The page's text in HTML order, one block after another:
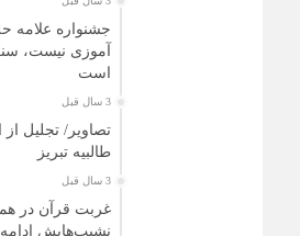
جشنواره علامه
آموزی نیست،
است
3 سال قبل
تصاویر/ تجلیل
طالبیه تبریز
3 سال قبل
غربت قرآن در
نشیب‌هایش ادامه